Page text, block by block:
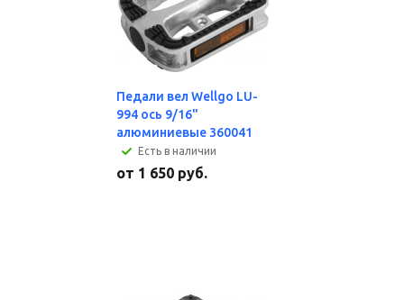
Педали вел Wellgo LU-
994 ось 9/16"
алюминиевые 360041
Есть в наличии
от 1 650 руб.